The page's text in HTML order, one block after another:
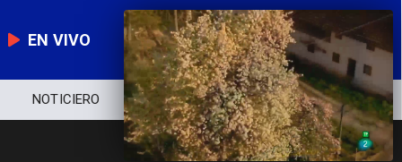
EN VIVO
NOTICIERO POLÍTICA ECONOMÍA